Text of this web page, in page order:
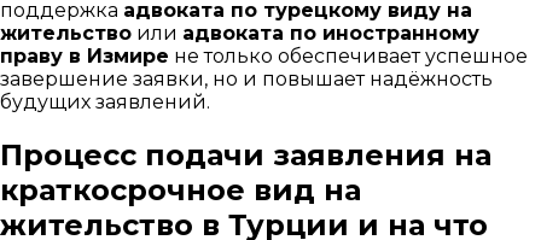
поддержка адвоката по турецкому виду на
жительство или адвоката по иностранному
праву в Измире не только обеспечивает успешное
завершение заявки, но и повышает надёжность
будущих заявлений.
Процесс подачи заявления на
краткосрочное вид на
жительство в Турции и на что